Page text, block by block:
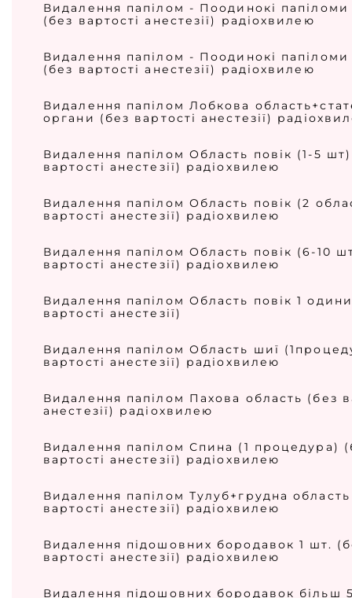
Видалення папілом - Поодинокі папіломи
(без вартості анестезії) радіохвилею
Видалення папілом - Поодинокі папіломи
(без вартості анестезії) радіохвилею
Видалення папілом Лобкова
органи (без вартості анестезії)
Видалення папілом Область повік (1-5
вартості анестезії) радіохвилею
Видалення папілом Область повік (2
вартості анестезії) радіохвилею
Видалення папілом Область повік (6-10
вартості анестезії) радіохвилею
Видалення папілом Область повік 1
вартості анестезії)
Видалення папілом Область шиї
вартості анестезії) радіохвилею
Видалення папілом Пахова область (без
анестезії) радіохвилею
Видалення папілом Спина (1 процедура)
вартості анестезії) радіохвилею
Видалення папілом Тулуб+грудна
вартості анестезії) радіохвилею
Видалення підошовних бородавок 1 шт.
вартості анестезії) радіохвилею
Видалення підошовних бородавок більш